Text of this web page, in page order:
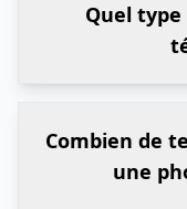
Quel
Combien de
une